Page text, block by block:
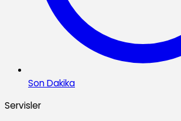
Son Dakika
Servisler